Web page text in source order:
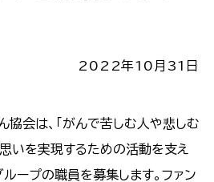
2022年10月31日
会は、「がんで苦しむ人や悲しむ
思いを実現するための活動を支え
ループの職員を募集します。ファン